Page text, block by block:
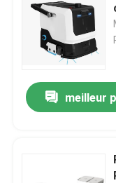
meilleur